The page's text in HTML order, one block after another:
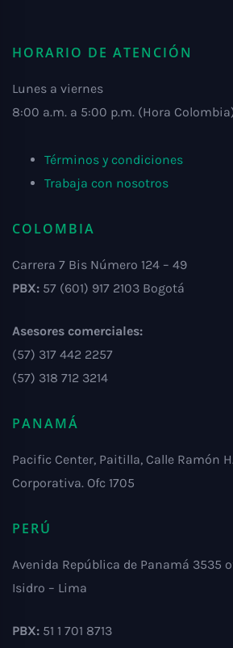
HORARIO DE ATENCIÓN
Lunes a viernes
8:00 a.m. a 5:00 p.m. (Hora
Términos y condiciones
Trabaja con nosotros
COLOMBIA
Carrera 7 Bis Número 124 – 49
PBX: 57 (601) 917 2103 Bogotá
Asesores comerciales:
(57) 317 442 2257
(57) 318 712 3214
PANAMÁ
Pacific Center, Paitilla, Calle Ramón
Corporativa. Ofc 1705
PERÚ
Avenida República de Panamá 3535
Isidro – Lima
PBX: 51 1 701 8713